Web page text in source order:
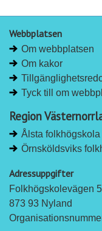
Webbplatsen
Om webbplatsen
Om kakor
Tyck till om
Region
Ålsta folkhögskola
Örnsköldsviks
Adressuppgifter
Folkhögskolevägen 5
873 93 Nyland